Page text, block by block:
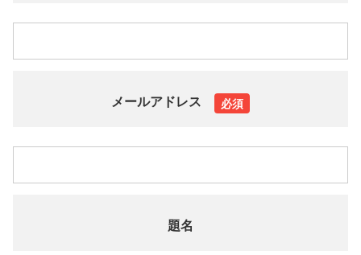
メールアドレス 必須
題名